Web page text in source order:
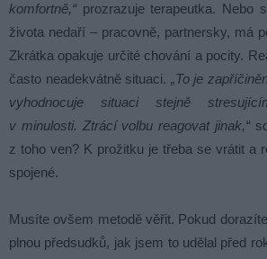
komfortně,“ prozrazuje terapeutka. Nebo
života nedaří – pracovně, partnersky, má
Zkrátka opakuje určité chování a pocity.
často neadekvátně situaci. „To je
vyhodnocuje situaci stejně
v minulosti. Ztrácí volbu reagovat jinak,“
z toho ven? K prožitku je třeba se vrátit a
spojené.
Musíte ovšem metodě věřit. Pokud
plnou předsudků, jak jsem to udělal před